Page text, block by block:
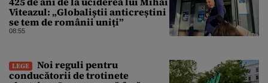
Viteazul: „Globaliștii anticreștini
se tem de românii uniți”
08:55
LEGE
Noi reguli pentru
conducătorii de trotinete